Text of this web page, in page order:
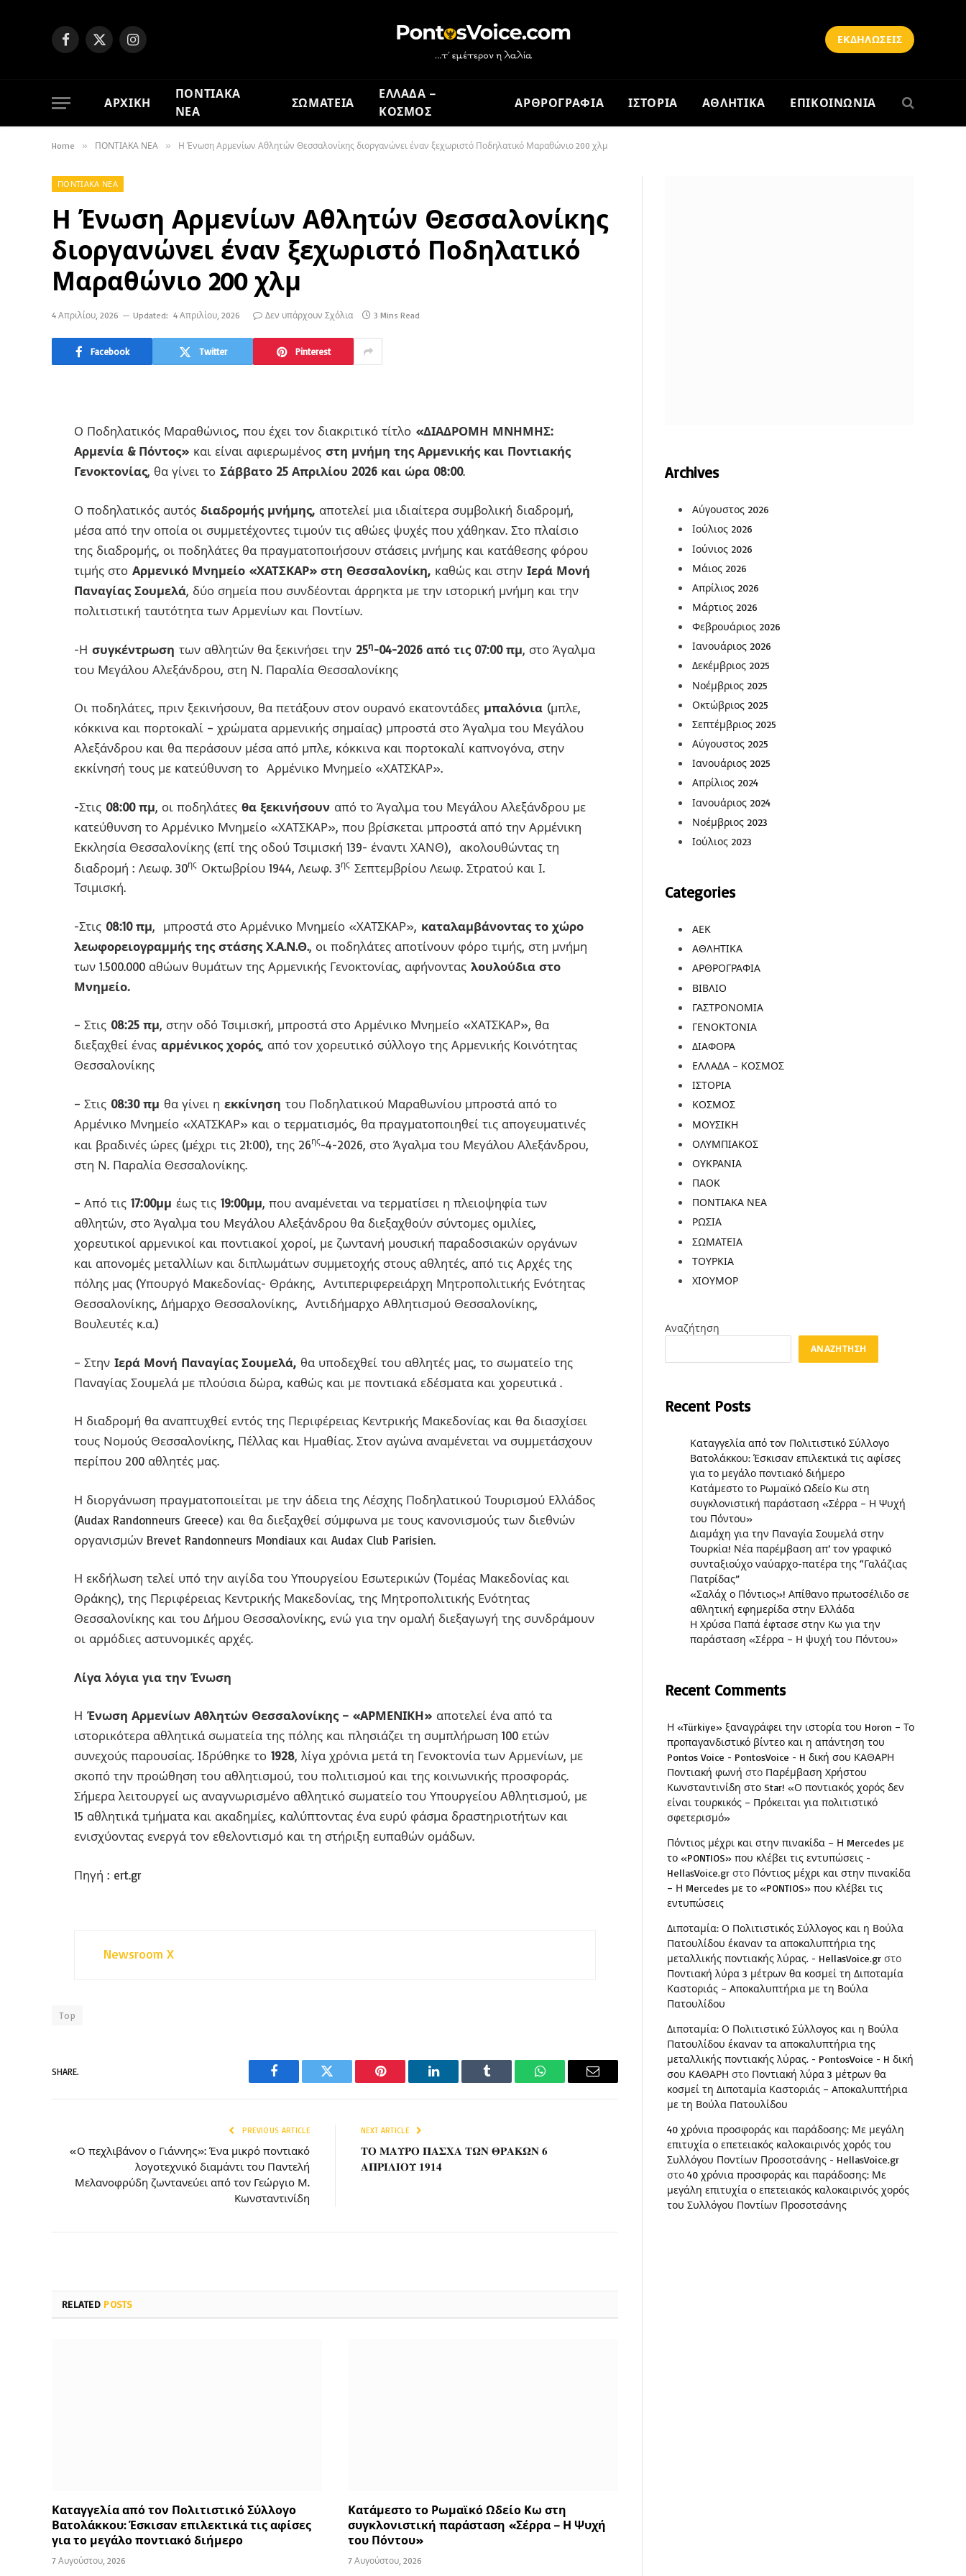
Facebook
X
Instagram
ΕΚΔΗΛΩΣΕΙΣ
ΑΡΧΙΚΗ
ΠΟΝΤΙΑΚΑ
ΝΕΑ
ΣΩΜΑΤΕΙΑ
ΕΛΛΑΔΑ –
ΚΟΣΜΟΣ
ΑΡΘΡΟΓΡΑΦΙΑ ΙΣΤΟΡΙΑ ΑΘΛΗΤΙΚΑ ΕΠΙΚΟΙΝΩΝΙΑ
Home » ΠΟΝΤΙΑΚΑ ΝΕΑ » Η Ένωση Αρμενίων Αθλητών Θεσσαλονίκης διοργανώνει έναν ξεχωριστό Ποδηλατικό Μαραθώνιο 200 χλμ
ΠΟΝΤΙΑΚΑ ΝΕΑ
Η Ένωση Αρμενίων Αθλητών Θεσσαλονίκης
διοργανώνει έναν ξεχωριστό Ποδηλατικό
Μαραθώνιο 200 χλμ
4 Απριλίου, 2026 Updated: 4 Απριλίου, 2026 Δεν υπάρχουν Σχόλια 3 Mins Read
Facebook Twitter Pinterest
Ο Ποδηλατικός Μαραθώνιος, που έχει τον διακριτικό τίτλο «ΔΙΑΔΡΟΜΗ ΜΝΗΜΗΣ:
Αρμενία & Πόντος» και είναι αφιερωμένος στη μνήμη της Αρμενικής και Ποντιακής
Γενοκτονίας, θα γίνει το Σάββατο 25 Απριλίου 2026 και ώρα 08:00.
Ο ποδηλατικός αυτός διαδρομής μνήμης, αποτελεί μια ιδιαίτερα συμβολική διαδρομή,
μέσα από την οποία οι συμμετέχοντες τιμούν τις αθώες ψυχές που χάθηκαν. Στο πλαίσιο
της διαδρομής, οι ποδηλάτες θα πραγματοποιήσουν στάσεις μνήμης και κατάθεσης φόρου
τιμής στο Αρμενικό Μνημείο «ΧΑΤΣΚΑΡ» στη Θεσσαλονίκη, καθώς και στην Ιερά Μονή
Παναγίας Σουμελά, δύο σημεία που συνδέονται άρρηκτα με την ιστορική μνήμη και την
πολιτιστική ταυτότητα των Αρμενίων και Ποντίων.
-Η συγκέντρωση των αθλητών θα ξεκινήσει την 25η-04-2026 από τις 07:00 πμ, στο Άγαλμα
του Μεγάλου Αλεξάνδρου, στη Ν. Παραλία Θεσσαλονίκης
Οι ποδηλάτες, πριν ξεκινήσουν, θα πετάξουν στον ουρανό εκατοντάδες μπαλόνια (μπλε,
κόκκινα και πορτοκαλί – χρώματα αρμενικής σημαίας) μπροστά στο Άγαλμα του Μεγάλου
Αλεξάνδρου και θα περάσουν μέσα από μπλε, κόκκινα και πορτοκαλί καπνογόνα, στην
εκκίνησή τους με κατεύθυνση το Αρμένικο Μνημείο «ΧΑΤΣΚΑΡ».
-Στις 08:00 πμ, οι ποδηλάτες θα ξεκινήσουν από το Άγαλμα του Μεγάλου Αλεξάνδρου με
κατεύθυνση το Αρμένικο Μνημείο «ΧΑΤΣΚΑΡ», που βρίσκεται μπροστά από την Αρμένικη
Εκκλησία Θεσσαλονίκης (επί της οδού Τσιμισκή 139- έναντι ΧΑΝΘ), ακολουθώντας τη
διαδρομή : Λεωφ. 30ης Οκτωβρίου 1944, Λεωφ. 3ης Σεπτεμβρίου Λεωφ. Στρατού και Ι.
Τσιμισκή.
-Στις 08:10 πμ, μπροστά στο Αρμένικο Μνημείο «ΧΑΤΣΚΑΡ», καταλαμβάνοντας το χώρο
λεωφορειογραμμής της στάσης Χ.Α.Ν.Θ., οι ποδηλάτες αποτίνουν φόρο τιμής, στη μνήμη
των 1.500.000 αθώων θυμάτων της Αρμενικής Γενοκτονίας, αφήνοντας λουλούδια στο
Μνημείο.
– Στις 08:25 πμ, στην οδό Τσιμισκή, μπροστά στο Αρμένικο Μνημείο «ΧΑΤΣΚΑΡ», θα
διεξαχθεί ένας αρμένικος χορός, από τον χορευτικό σύλλογο της Αρμενικής Κοινότητας
Θεσσαλονίκης
– Στις 08:30 πμ θα γίνει η εκκίνηση του Ποδηλατικού Μαραθωνίου μπροστά από το
Αρμένικο Μνημείο «ΧΑΤΣΚΑΡ» και ο τερματισμός, θα πραγματοποιηθεί τις απογευματινές
και βραδινές ώρες (μέχρι τις 21:00), της 26ης-4-2026, στο Άγαλμα του Μεγάλου Αλεξάνδρου,
στη Ν. Παραλία Θεσσαλονίκης.
– Από τις 17:00μμ έως τις 19:00μμ, που αναμένεται να τερματίσει η πλειοψηφία των
αθλητών, στο Άγαλμα του Μεγάλου Αλεξάνδρου θα διεξαχθούν σύντομες ομιλίες,
χορευτικοί αρμενικοί και ποντιακοί χοροί, με ζωντανή μουσική παραδοσιακών οργάνων
και απονομές μεταλλίων και διπλωμάτων συμμετοχής στους αθλητές, από τις Αρχές της
πόλης μας (Υπουργό Μακεδονίας- Θράκης, Αντιπεριφερειάρχη Μητροπολιτικής Ενότητας
Θεσσαλονίκης, Δήμαρχο Θεσσαλονίκης, Αντιδήμαρχο Αθλητισμού Θεσσαλονίκης,
Βουλευτές κ.α.)
– Στην Ιερά Μονή Παναγίας Σουμελά, θα υποδεχθεί του αθλητές μας, το σωματείο της
Παναγίας Σουμελά με πλούσια δώρα, καθώς και με ποντιακά εδέσματα και χορευτικά .
Η διαδρομή θα αναπτυχθεί εντός της Περιφέρειας Κεντρικής Μακεδονίας και θα διασχίσει
τους Νομούς Θεσσαλονίκης, Πέλλας και Ημαθίας. Στον αγώνα αναμένεται να συμμετάσχουν
περίπου 200 αθλητές μας.
Η διοργάνωση πραγματοποιείται με την άδεια της Λέσχης Ποδηλατικού Τουρισμού Ελλάδος
(Audax Randonneurs Greece) και θα διεξαχθεί σύμφωνα με τους κανονισμούς των διεθνών
οργανισμών Brevet Randonneurs Mondiaux και Audax Club Parisien.
Η εκδήλωση τελεί υπό την αιγίδα του Υπουργείου Εσωτερικών (Τομέας Μακεδονίας και
Θράκης), της Περιφέρειας Κεντρικής Μακεδονίας, της Μητροπολιτικής Ενότητας
Θεσσαλονίκης και του Δήμου Θεσσαλονίκης, ενώ για την ομαλή διεξαγωγή της συνδράμουν
οι αρμόδιες αστυνομικές αρχές.
Λίγα λόγια για την Ένωση
Η Ένωση Αρμενίων Αθλητών Θεσσαλονίκης – «ΑΡΜΕΝΙΚΗ» αποτελεί ένα από τα
ιστορικότερα αθλητικά σωματεία της πόλης και πλησιάζει τη συμπλήρωση 100 ετών
συνεχούς παρουσίας. Ιδρύθηκε το 1928, λίγα χρόνια μετά τη Γενοκτονία των Αρμενίων, με
σκοπό την προώθηση του αθλητισμού, του πολιτισμού και της κοινωνικής προσφοράς.
Σήμερα λειτουργεί ως αναγνωρισμένο αθλητικό σωματείο του Υπουργείου Αθλητισμού, με
15 αθλητικά τμήματα και ακαδημίες, καλύπτοντας ένα ευρύ φάσμα δραστηριοτήτων και
ενισχύοντας ενεργά τον εθελοντισμό και τη στήριξη ευπαθών ομάδων.
Πηγή : ert.gr
Newsroom X
Top
SHARE.
Facebook Twitter Pinterest LinkedIn Tumblr WhatsAppEmail
PREVIOUS ARTICLE
«Ο πεχλιβάνον ο Γιάννης»: Ένα μικρό ποντιακό
λογοτεχνικό διαμάντι του Παντελή
Μελανοφρύδη ζωντανεύει από τον Γεώργιο Μ.
Κωνσταντινίδη
NEXT ARTICLE
𝚻𝚶 𝚳𝚨𝚼𝚸𝚶 𝚷𝚨𝚺𝚾𝚨 𝚻𝛀𝚴 𝚯𝚸𝚨𝚱𝛀𝚴 𝟔
𝚨𝚷𝚸𝚰𝚲𝚰𝚶𝚼 𝟏𝟗𝟏𝟒
RELATED POSTS
Καταγγελία από τον Πολιτιστικό Σύλλογο
Βατολάκκου: Έσκισαν επιλεκτικά τις αφίσες
για το μεγάλο ποντιακό διήμερο
7 Αυγούστου, 2026
Κατάμεστο το Ρωμαϊκό Ωδείο Κω στη
συγκλονιστική παράσταση «Σέρρα – Η Ψυχή
του Πόντου»
7 Αυγούστου, 2026
Archives
Αύγουστος 2026
Ιούλιος 2026
Ιούνιος 2026
Μάιος 2026
Απρίλιος 2026
Μάρτιος 2026
Φεβρουάριος 2026
Ιανουάριος 2026
Δεκέμβριος 2025
Νοέμβριος 2025
Οκτώβριος 2025
Σεπτέμβριος 2025
Αύγουστος 2025
Ιανουάριος 2025
Απρίλιος 2024
Ιανουάριος 2024
Νοέμβριος 2023
Ιούλιος 2023
Categories
ΑΕΚ
ΑΘΛΗΤΙΚΑ
ΑΡΘΡΟΓΡΑΦΙΑ
ΒΙΒΛΙΟ
ΓΑΣΤΡΟΝΟΜΙΑ
ΓΕΝΟΚΤΟΝΙΑ
ΔΙΑΦΟΡΑ
ΕΛΛΑΔΑ – ΚΟΣΜΟΣ
ΙΣΤΟΡΙΑ
ΚΟΣΜΟΣ
ΜΟΥΣΙΚΗ
ΟΛΥΜΠΙΑΚΟΣ
ΟΥΚΡΑΝΙΑ
ΠΑΟΚ
ΠΟΝΤΙΑΚΑ ΝΕΑ
ΡΩΣΙΑ
ΣΩΜΑΤΕΙΑ
ΤΟΥΡΚΙΑ
ΧΙΟΥΜΟΡ
Αναζήτηση
ΑΝΑΖΉΤΗΣΗ
Recent Posts
Καταγγελία από τον Πολιτιστικό Σύλλογο
Βατολάκκου: Έσκισαν επιλεκτικά τις αφίσες
για το μεγάλο ποντιακό διήμερο
Κατάμεστο το Ρωμαϊκό Ωδείο Κω στη
συγκλονιστική παράσταση «Σέρρα – Η Ψυχή
του Πόντου»
Διαμάχη για την Παναγία Σουμελά στην
Τουρκία! Νέα παρέμβαση απ’ τον γραφικό
συνταξιούχο ναύαρχο-πατέρα της “Γαλάζιας
Πατρίδας”
«Σαλάχ ο Πόντιος»! Απίθανο πρωτοσέλιδο σε
αθλητική εφημερίδα στην Ελλάδα
Η Χρύσα Παπά έφτασε στην Κω για την
παράσταση «Σέρρα – Η ψυχή του Πόντου»
Recent Comments
Η «Türkiye» ξαναγράφει την ιστορία του Horon – Το
προπαγανδιστικό βίντεο και η απάντηση του
Pontos Voice - PontosVoice - H δική σου ΚΑΘΑΡΗ
Ποντιακή φωνή στο Παρέμβαση Χρήστου
Κωνσταντινίδη στο Star! «Ο ποντιακός χορός δεν
είναι τουρκικός – Πρόκειται για πολιτιστικό
σφετερισμό»
Πόντιος μέχρι και στην πινακίδα – Η Mercedes με
το «PONTIOS» που κλέβει τις εντυπώσεις -
HellasVoice.gr στο Πόντιος μέχρι και στην πινακίδα
– Η Mercedes με το «PONTIOS» που κλέβει τις
εντυπώσεις
Διποταμία: Ο Πολιτιστικός Σύλλογος και η Βούλα
Πατουλίδου έκαναν τα αποκαλυπτήρια της
μεταλλικής ποντιακής λύρας. - HellasVoice.gr στο
Ποντιακή λύρα 3 μέτρων θα κοσμεί τη Διποταμία
Καστοριάς – Αποκαλυπτήρια με τη Βούλα
Πατουλίδου
Διποταμία: Ο Πολιτιστικό Σύλλογος και η Βούλα
Πατουλίδου έκαναν τα αποκαλυπτήρια της
μεταλλικής ποντιακής λύρας. - PontosVoice - H δική
σου ΚΑΘΑΡΗ στο Ποντιακή λύρα 3 μέτρων θα
κοσμεί τη Διποταμία Καστοριάς – Αποκαλυπτήρια
με τη Βούλα Πατουλίδου
40 χρόνια προσφοράς και παράδοσης: Με μεγάλη
επιτυχία ο επετειακός καλοκαιρινός χορός του
Συλλόγου Ποντίων Προσοτσάνης - HellasVoice.gr
στο 40 χρόνια προσφοράς και παράδοσης: Με
μεγάλη επιτυχία ο επετειακός καλοκαιρινός χορός
του Συλλόγου Ποντίων Προσοτσάνης